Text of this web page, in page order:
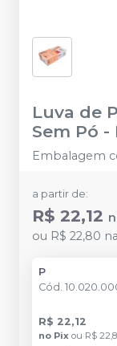
Luva de
Sem Pó -
Embalagem
a partir de:
R$ 22,12
ou R$ 22,80
P
Cód.
R$ 22,12
no Pix ou R$